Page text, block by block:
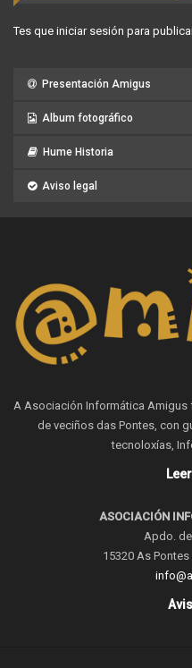
Tes que iniciar sesión para
Presentación Amigus
Album fotográfico
Hume Historia
Aviso legal
A Asociación Informática Amigus
de veciños das Pontes, con
tecnoloxías,
ASOCIACIÓN
Apdo.
15320 As